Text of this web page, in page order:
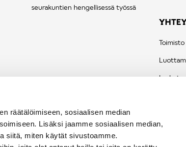
räätälöimiseen, sosiaalisen median
Lisäksi jaamme sosiaalisen median,
siitä, miten käytät sivustoamme.
seurakuntien hengellisessä työssä
Toimisto